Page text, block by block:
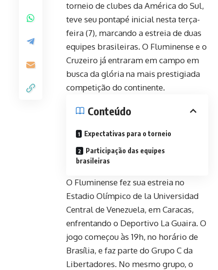
torneio de clubes da América do Sul,
teve seu pontapé inicial nesta terça-
feira (7), marcando a estreia de duas
equipes brasileiras. O Fluminense e o
Cruzeiro já entraram em campo em
busca da glória na mais prestigiada
competição do continente.
Conteúdo
Expectativas para o torneio
Participação das equipes
brasileiras
O Fluminense fez sua estreia no
Estadio Olímpico de la Universidad
Central de Venezuela, em Caracas,
enfrentando o Deportivo La Guaira. O
jogo começou às 19h, no horário de
Brasília, e faz parte do Grupo C da
Libertadores. No mesmo grupo, o